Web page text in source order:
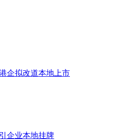
企拟改道本地上市
企业本地挂牌